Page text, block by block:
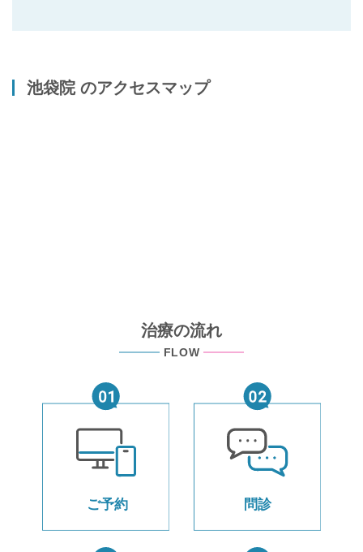
池袋院 のアクセスマップ
治療の流れ
FLOW